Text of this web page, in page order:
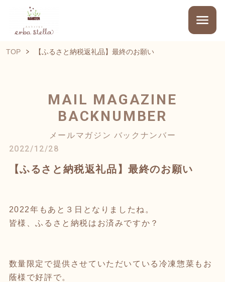
TOP 【ふるさと納税返礼品】最終のお願い
MAIL MAGAZINE
BACKNUMBER
メールマガジン バックナンバー
2022/12/28
【ふるさと納税返礼品】最終のお願い
2022年もあと３日となりましたね。
皆様、ふるさと納税はお済みですか？
数量限定で提供させていただいている冷凍惣菜もお
蔭様で好評で。